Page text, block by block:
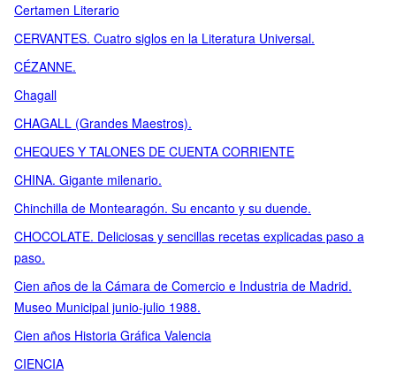
Certamen Literario
CERVANTES. Cuatro siglos en la Literatura Universal.
CÉZANNE.
Chagall
CHAGALL (Grandes Maestros).
CHEQUES Y TALONES DE CUENTA CORRIENTE
CHINA. Gigante milenario.
Chinchilla de Montearagón. Su encanto y su duende.
CHOCOLATE. Deliciosas y sencillas recetas explicadas paso a
paso.
Cien años de la Cámara de Comercio e Industria de Madrid.
Museo Municipal junio-julio 1988.
Cien años Historia Gráfica Valencia
CIENCIA